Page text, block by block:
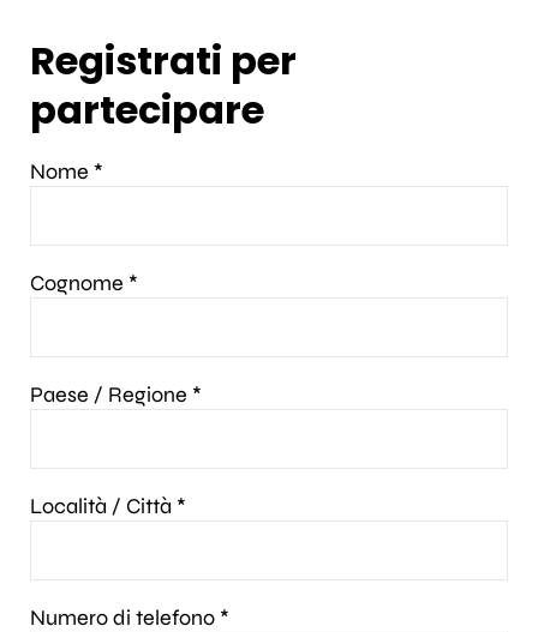
Registrati per
partecipare
Nome *
Cognome *
Paese / Regione *
Località / Città *
Numero di telefono *